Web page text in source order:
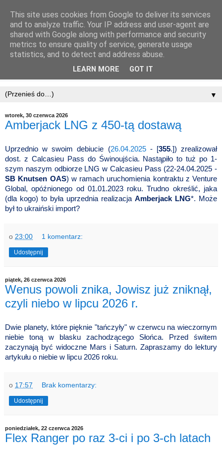
▼
wtorek, 30 czerwca 2026
Amberjack LNG z 450-tą dostawą
Uprzednio w swoim debiucie (26.04.2025- [355.]) zrealizował
dost. z Calcasieu Pass do Świnoujścia. Nastąpiło to tuż po 1-
szym naszym odbiorze LNG w Calcasieu Pass (22-24.04.2025 -
SB Knutsen OAS) w ramach uruchomienia kontraktu z Venture
Global, opóźnionego od 01.01.2023 roku. Trudno określić, jaka
(dla kogo) to była uprzednia realizacja Amberjack LNG*. Może
był to ukraiński import?
o 23:00 1 komentarz:
Udostępnij
piątek, 26 czerwca 2026
Wenus powoli znika, Jowisz już zniknął,
czyli niebo w lipcu 2026 r.
Dwie planety, które pięknie "tańczyły" w czerwcu na wieczornym
niebie toną w blasku zachodzącego Słońca. Przed świtem
zaczynają być widoczne Mars i Saturn. Zapraszamy do lektury
artykułu o niebie w lipcu 2026 roku.
o 17:57 Brak komentarzy:
Udostępnij
poniedziałek, 22 czerwca 2026
Flex Ranger po raz 3-ci i po 3-ch latach
This site uses cookies from Google to deliver its services
and to analyze traffic. Your IP address and user-agent are
shared with Google along with performance and security
metrics to ensure quality of service, generate usage
statistics, and to detect and address abuse.
LEARN MORE GOT IT